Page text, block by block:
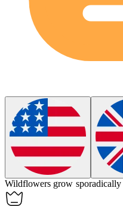
Wildflowers grow sporadically